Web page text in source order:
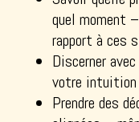
quel moment
rapport à ces
Discerner
votre intuition
Prendre des